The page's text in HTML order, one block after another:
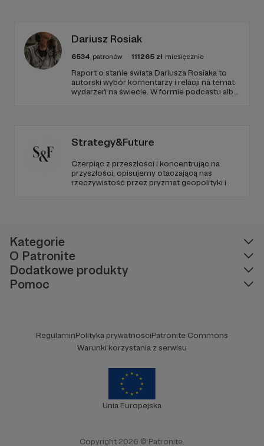
Dariusz Rosiak
6534 patronów 111265 zł miesięcznie
Raport o stanie świata Dariusza Rosiaka to
autorski wybór komentarzy i relacji na temat
wydarzeń na świecie. W formie podcastu albo
Strategy&Future
Czerpiąc z przeszłości i koncentrując na
przyszłości, opisujemy otaczającą nas
rzeczywistość przez pryzmat geopolityki i
Kategorie
O Patronite
Dodatkowe produkty
Pomoc
RegulaminPolityka prywatnościPatronite Commons
Warunki korzystania z serwisu
Unia Europejska
Copyright 2026 © Patronite.